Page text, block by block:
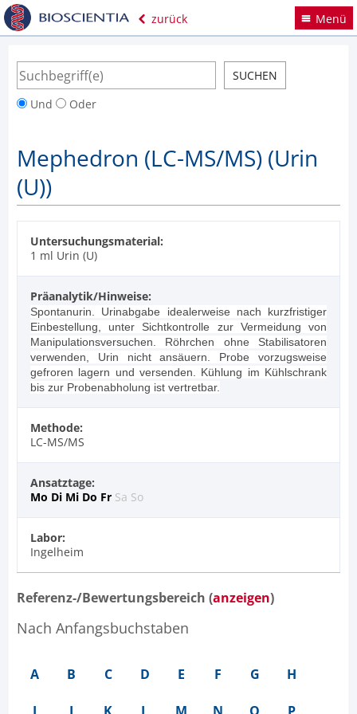
zurück Menü
Und Oder
Mephedron (LC-MS/MS) (Urin
(U))
Untersuchungsmaterial:
1 ml Urin (U)
Präanalytik/Hinweise:
Spontanurin. Urinabgabe idealerweise nach kurzfristiger
Einbestellung, unter Sichtkontrolle zur Vermeidung von
Manipulationsversuchen. Röhrchen ohne Stabilisatoren
verwenden, Urin nicht ansäuern. Probe vorzugsweise
gefroren lagern und versenden. Kühlung im Kühlschrank
bis zur Probenabholung ist vertretbar.
Methode:
LC-MS/MS
Ansatztage:
Mo Di Mi Do Fr Sa So
Labor:
Ingelheim
Referenz-/Bewertungsbereich (anzeigen)
Nach Anfangsbuchstaben
A B C D E F G H